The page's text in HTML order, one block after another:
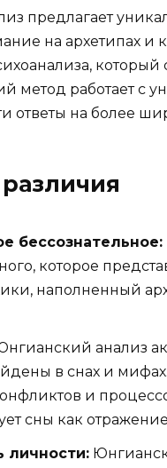
предлагает
на архетипах и
метод работает с
ответы на более
бессознательное:
которое
наполненный
анализ
в снах и
и
сны как
личности: